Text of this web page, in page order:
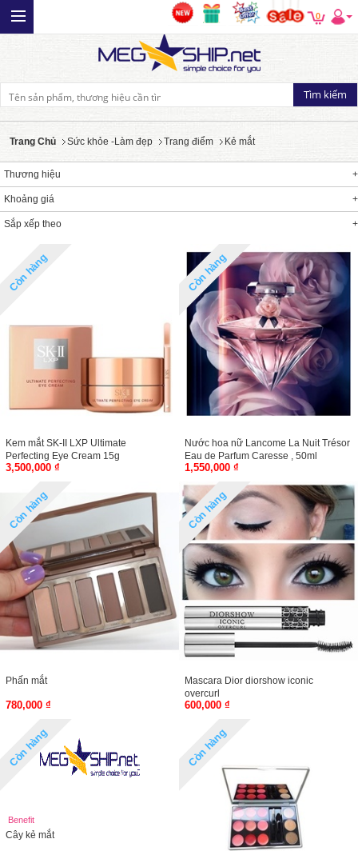
0
Trang Chủ Sức khỏe -Làm đẹp Trang điểm Kẻ mắt
Thương hiệu
Khoảng giá
Sắp xếp theo
Còn hàng
Kem mắt SK-II LXP Ultimate
Perfecting Eye Cream 15g
3,500,000 ₫
Còn hàng
Nước hoa nữ Lancome La Nuit Trésor
Eau de Parfum Caresse , 50ml
1,550,000 ₫
Còn hàng
Phấn mắt
780,000 ₫
Còn hàng
Mascara Dior diorshow iconic
overcurl
600,000 ₫
Còn hàng
Benefit
Cây kẻ mắt
Còn hàng